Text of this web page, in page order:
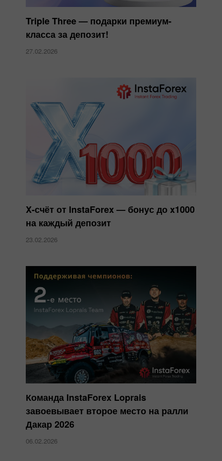
Triple Three — подарки премиум-
класса за депозит!
27.02.2026
X-счёт от InstaForex — бонус до x1000
на каждый депозит
23.02.2026
Команда InstaForex Loprais
завоевывает второе место на ралли
Дакар 2026
06.02.2026